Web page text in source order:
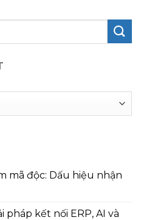
mã độc: Dấu hiệu nhận
pháp kết nối ERP, AI và